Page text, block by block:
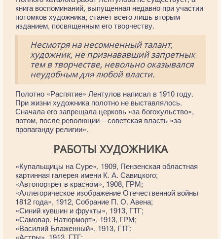
книга воспоминаний, выпущенная недавно при участии
потомков художника, станет всего лишь вторым
изданием, посвященным его творчеству.
Несмотря на несомненный талант,
художник, не признававший запретных
тем в творчестве, невольно оказывался
неудобным для любой власти.
Полотно «Распятие» Лентулов написал в 1910 году.
При жизни художника полотно не выставлялось.
Сначала его запрещала церковь «за богохульство»,
потом, после революции – советская власть «за
пропаганду религии».
РАБОТЫ ХУДОЖНИКА
«Купальщицы на Суре», 1909, Пензенская областная
картинная галерея имени К. А. Савицкого;
«Автопортрет в красном», 1908, ГРМ;
«Аллегорическое изображение Отечественной войны
1812 года», 1912, Собрание П. О. Авена;
«Синий кувшин и фрукты», 1913, ГТГ;
«Самовар. Натюрморт», 1913, ГРМ;
«Василий Блаженный», 1913, ГТГ;
«Астры», 1913, ГТГ;